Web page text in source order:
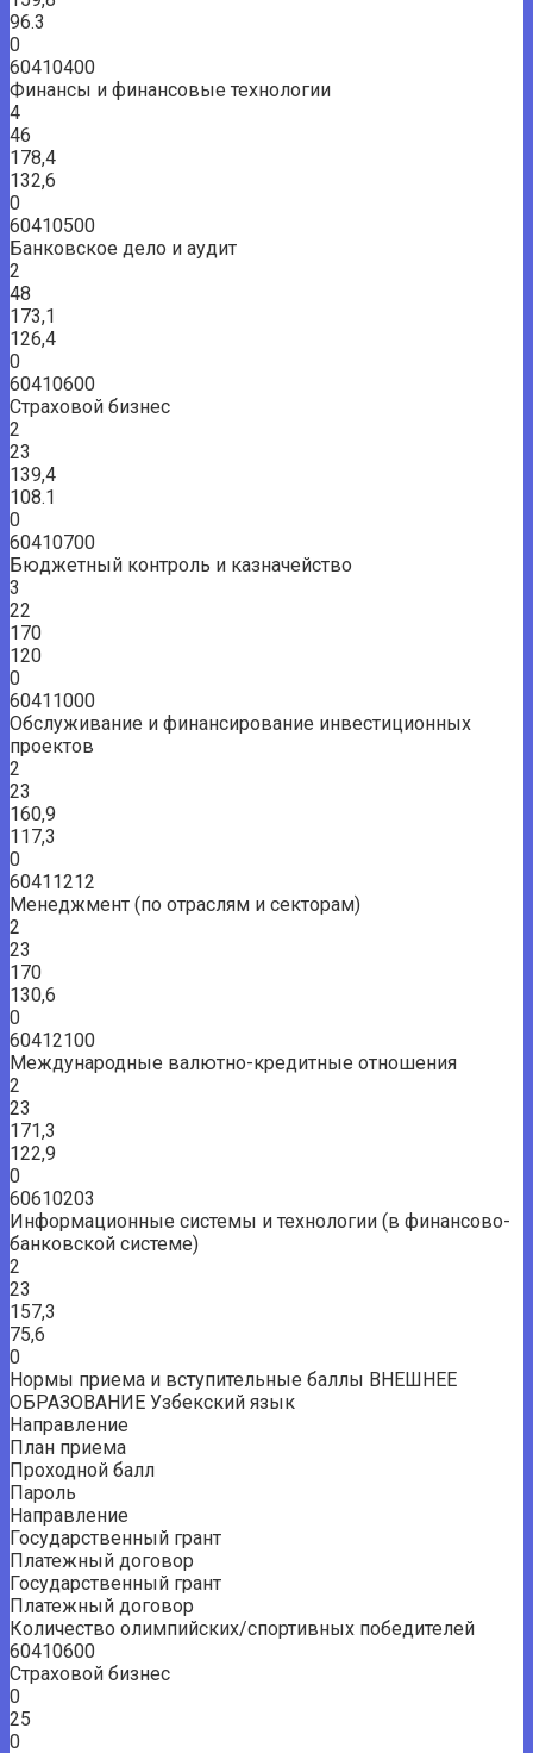
96.3
0
60410400
Финансы и финансовые технологии
4
46
178,4
132,6
0
60410500
Банковское дело и аудит
2
48
173,1
126,4
0
60410600
Страховой бизнес
2
23
139,4
108.1
0
60410700
Бюджетный контроль и казначейство
3
22
170
120
0
60411000
Обслуживание и финансирование инвестиционных
проектов
2
23
160,9
117,3
0
60411212
Менеджмент (по отраслям и секторам)
2
23
170
130,6
0
60412100
Международные валютно-кредитные отношения
2
23
171,3
122,9
0
60610203
Информационные системы и технологии (в финансово-
банковской системе)
2
23
157,3
75,6
0
Нормы приема и вступительные баллы ВНЕШНЕЕ
ОБРАЗОВАНИЕ Узбекский язык
Направление
План приема
Проходной балл
Пароль
Направление
Государственный грант
Платежный договор
Государственный грант
Платежный договор
Количество олимпийских/спортивных победителей
60410600
Страховой бизнес
0
25
0